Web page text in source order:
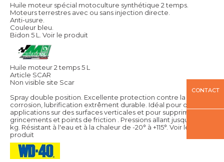
Huile moteur spécial motoculture synthétique 2 temps.
Moteurs terrestres avec ou sans injection directe.
Anti-usure.
Couleur bleu.
Bidon 5 L.
Voir le produit
Huile moteur 2 temps 5 L
Article SCAR
Non visible site Scar
Spray double position. Excellente protection contre la
corrosion, lubrification extrêment durable. Idéal pour des
applications sur des surfaces verticales et pour supprimer
grincements et points de friction . Pressions allant jusqu'à 703
kg. Résistant à l'eau et à la chaleur de -20° à +115°. Voir le
produit
CONTACT